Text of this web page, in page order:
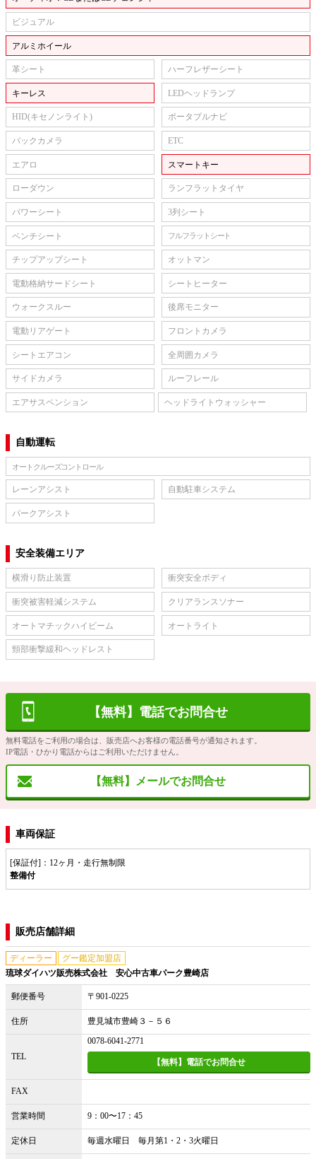
ビジュアル
アルミホイール
革シート ハーフレザーシート
キーレス LEDヘッドランプ
HID(キセノンライト) ポータブルナビ
バックカメラ ETC
エアロ スマートキー
ローダウン ランフラットタイヤ
パワーシート 3列シート
ベンチシート フルフラットシート
チップアップシート オットマン
電動格納サードシート シートヒーター
ウォークスルー 後席モニター
電動リアゲート フロントカメラ
シートエアコン 全周囲カメラ
サイドカメラ ルーフレール
エアサスペンション ヘッドライトウォッシャー
自動運転
オートクルーズコントロール
レーンアシスト 自動駐車システム
パークアシスト
安全装備エリア
横滑り防止装置 衝突安全ボディ
衝突被害軽減システム クリアランスソナー
オートマチックハイビーム オートライト
頸部衝撃緩和ヘッドレスト
【無料】電話でお問合せ
無料電話をご利用の場合は、販売店へお客様の電話番号が通知されます。
IP電話・ひかり電話からはご利用いただけません。
【無料】メールでお問合せ
車両保証
[保証付]：12ヶ月・走行無制限
整備付
販売店舗詳細
ディーラー
グー鑑定加盟店
琉球ダイハツ販売株式会社 安心中古車パーク豊崎店
郵便番号 〒901-0225
住所 豊見城市豊崎３－５６
TEL
0078-6041-2771
【無料】電話でお問合せ
FAX
営業時間 9：00〜17：45
定休日 毎週水曜日 毎月第1・2・3火曜日